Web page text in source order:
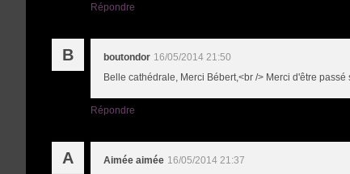
Répondre
B boutondor 16/05/2014 21:50
Belle cathédrale, Merci Bébert,<br /> Merci d'être
Répondre
A Aimée aimée 16/05/2014 21:37